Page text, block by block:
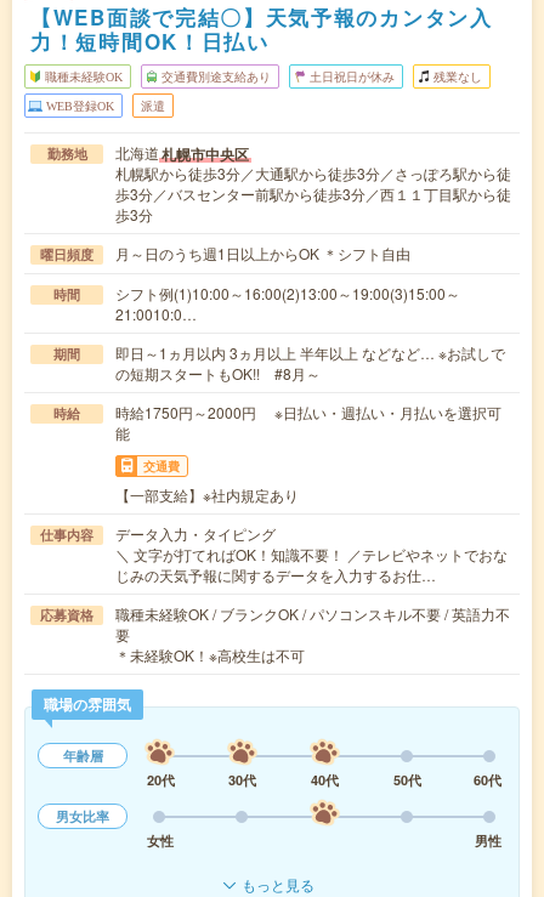
【WEB面談で完結〇】天気予報のカンタン入
力！短時間OK！日払い
職種未経験OK 交通費別途支給あり 土日祝日が休み 残業なし
WEB登録OK 派遣
勤務地 北海道札幌市中央区
札幌駅から徒歩3分／大通駅から徒歩3分／さっぽろ駅から徒
歩3分／バスセンター前駅から徒歩3分／西１１丁目駅から徒
歩3分
曜日頻度 月～日のうち週1日以上からOK ＊シフト自由
時間
シフト例(1)10:00～16:00(2)13:00～19:00(3)15:00～
21:0010:0…
期間
即日～1ヵ月以内 3ヵ月以上 半年以上 などなど… ※お試しで
の短期スタートもOK!! #8月～
時給
時給1750円～2000円 ※日払い・週払い・月払いを選択可
能
交通費
【一部支給】※社内規定あり
仕事内容
データ入力・タイピング
＼ 文字が打てればOK！知識不要！ ／テレビやネットでおな
じみの天気予報に関するデータを入力するお仕…
応募資格
職種未経験OK / ブランクOK / パソコンスキル不要 / 英語力不
要
＊未経験OK！※高校生は不可
職場の雰囲気
年齢層
20代
30代 40代 50代
60代
男女比率
女性
男性
もっと見る